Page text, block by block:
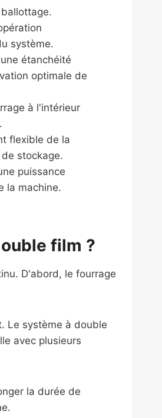
système.
étanchéité
optimale de
à l'intérieur
flexible de la
stockage.
puissance
la machine.
film ?
D'abord, le fourrage
Le système à double
avec plusieurs
la durée de